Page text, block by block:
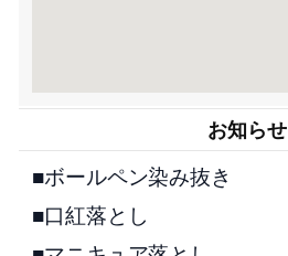
お知らせ
■ボールペン染み抜き
■口紅落とし